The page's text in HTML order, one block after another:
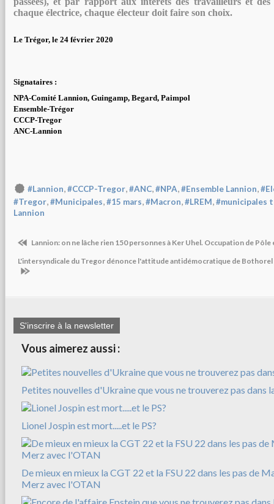
chaque électrice, chaque électeur doit faire son choix.
Le Trégor, le 24 février 2020
Signataires :
NPA-Comité Lannion, Guingamp, Begard, Paimpol
Ensemble-Trégor
CCCP-Tregor
ANC-Lannion
#Lannion #CCCP-Tregor #ANC #NPA #Ensemble Lannion
#Tregor,#Municipales,#15 mars,#Macron,#LREM,#municipales
Lannion
Lannion: on ne lâche rien 150 personnes à Ker Uhel. Occupation de Pôle
L'intersyndicale du Tregor dénonce l'attitude antidémocratique de
S'inscrire à la newsletter
Vous aimerez aussi :
Petites nouvelles d'Ukraine que vous ne trouverez pas dans
Lionel Jospin est mort.....et le PS?
De mieux en mieux la CGT 22 et la FSU 22 dans les pas de
Merz avec l'OTAN